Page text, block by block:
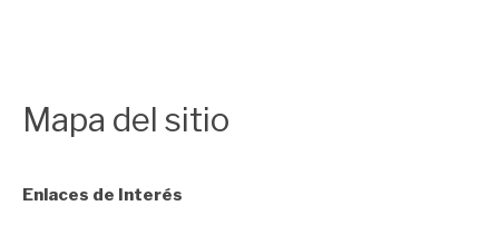
Mapa del sitio
Enlaces de Interés